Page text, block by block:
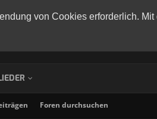
von Cookies erforderlich.
Foren durchsuchen